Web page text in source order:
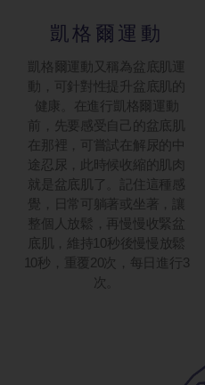
凱格爾運動
凱格爾運動又稱為盆底肌運
動，可針對性提升盆底肌的
健康。在進行凱格爾運動
前，先要感受自己的盆底肌
在那裡，可嘗試在解尿的中
途忍尿，此時候收縮的肌肉
就是盆底肌了。記住這種感
覺，日常可躺著或坐著，讓
整個人放鬆，再慢慢收緊盆
底肌，維持10秒後慢慢放鬆
10秒，重覆20次，每日進行3
次。